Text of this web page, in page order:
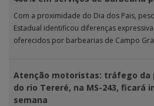
Com a proximidade do Dia dos Pais,
Estadual identificou diferenças
oferecidos por barbearias de Campo
Atenção motoristas: tráfego da
do rio Tereré, na MS-243, ficará
semana